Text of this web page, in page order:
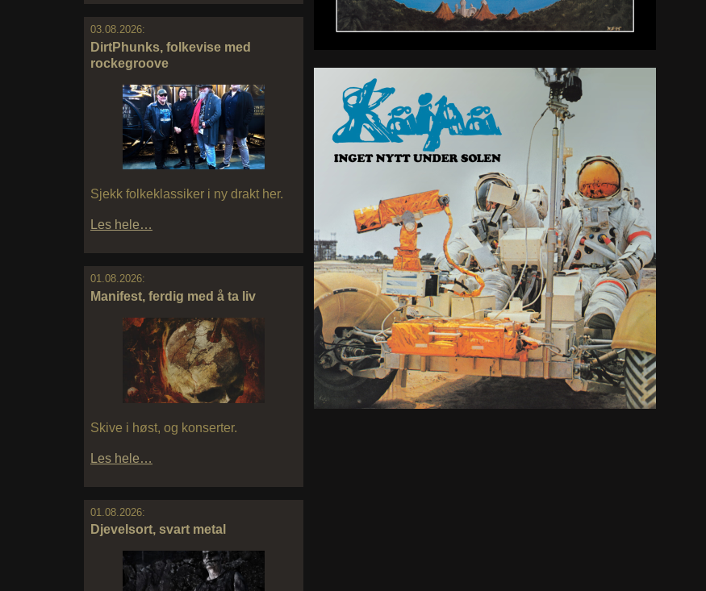
03.08.2026:
DirtPhunks, folkevise med
rockegroove
Sjekk folkeklassiker i ny drakt her.
Les hele…
01.08.2026:
Manifest, ferdig med å ta liv
Skive i høst, og konserter.
Les hele…
01.08.2026:
Djevelsort, svart metal